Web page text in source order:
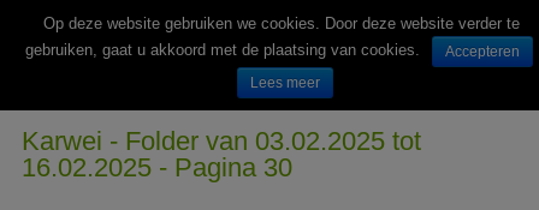
Wekelijks nieuwe folders van Nederlandse supermarkten en winkels
Karwei - Folder van 03.02.2025 tot
16.02.2025 - Pagina 30
Op deze website gebruiken we cookies. Door deze website verder te
gebruiken, gaat u akkoord met de plaatsing van cookies.
Accepteren
Lees meer